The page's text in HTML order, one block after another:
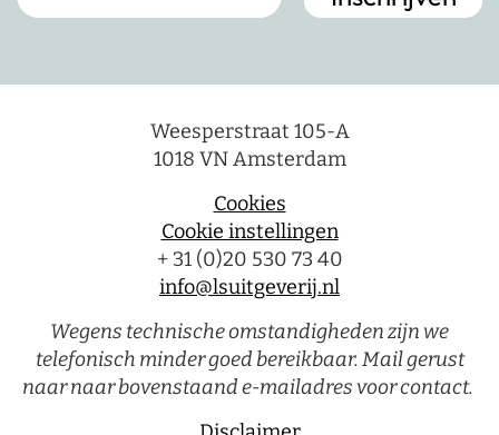
Weesperstraat 105-A
1018 VN Amsterdam
Cookies
Cookie instellingen
+ 31 (0)20 530 73 40
info@lsuitgeverij.nl
Wegens technische omstandigheden zijn we
telefonisch minder goed bereikbaar. Mail gerust
naar naar bovenstaand e-mailadres voor contact.